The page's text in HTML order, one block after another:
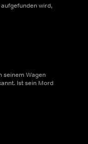
wird,
seinem Wagen
Ist sein Mord